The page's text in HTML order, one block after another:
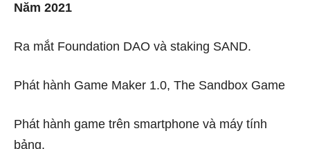
Năm 2021
Ra mắt Foundation DAO và staking SAND.
Phát hành Game Maker 1.0, The Sandbox Game
Phát hành game trên smartphone và máy tính
bảng.